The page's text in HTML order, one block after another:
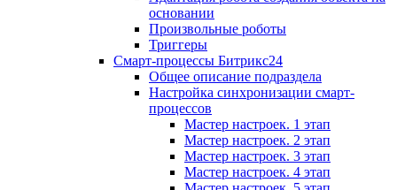
основании
Произвольные роботы
Триггеры
Смарт-процессы Битрикс24
Общее описание подраздела
Настройка синхронизации смарт-
процессов
Мастер настроек. 1 этап
Мастер настроек. 2 этап
Мастер настроек. 3 этап
Мастер настроек. 4 этап